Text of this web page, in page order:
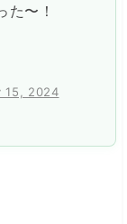
た〜！
15, 2024